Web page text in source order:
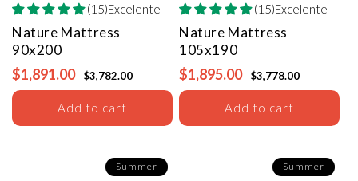
(15)Excelente
Nature Mattress
90x200
$1,891.00 $3,782.00
Add to cart
(15)Excelente
Nature Mattress
105x190
$1,895.00 $3,778.00
Add to cart
Summer Summer